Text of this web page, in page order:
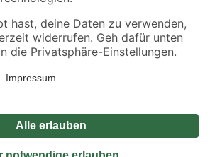
gesetzl. MwSt.. Die dargestellten Angebote sind unter
verfügbar. Die angegebenen Verfügbarkeiten beziehen
reicht.
gilt nicht für Artikel mit Speditionsversand, hier
Impressum
Widerrufsrecht
Vertrag widerrufen